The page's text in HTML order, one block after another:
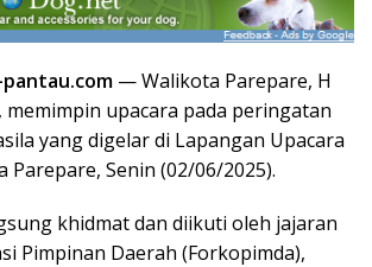
— Walikota Parepare, H
memimpin upacara pada peringatan
yang digelar di Lapangan Upacara
Parepare, Senin (02/06/2025).
khidmat dan diikuti oleh jajaran
Pimpinan Daerah (Forkopimda),